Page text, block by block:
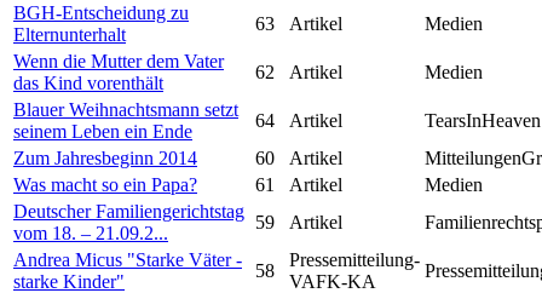
BGH-Entscheidung zu
Elternunterhalt
63 Artikel
Medien
Wenn die Mutter dem Vater
das Kind vorenthält
62 Artikel
Medien
Blauer Weihnachtsmann setzt
seinem Leben ein Ende
64 Artikel
TearsInHeaven
Zum Jahresbeginn 2014
60 Artikel
Was macht so ein Papa?
61 Artikel
Medien
Deutscher Familiengerichtstag
vom 18. – 21.09.2...
59 Artikel
Andrea Micus "Starke Väter -
starke Kinder"
58
Pressemitteilung-
VAFK-KA